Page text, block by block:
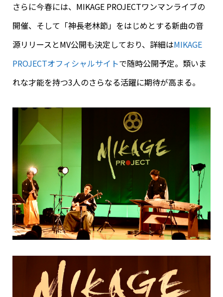
さらに今春には、MIKAGE PROJECTワンマンライブの
開催、そして「神長老林節」 をはじめとする新曲の音
源リリースとMV公開も決定しており、詳細はMIKAGE
PROJECTオフィシャルサイトで随時公開予定。類いま
れな才能を持つ3人のさらなる活躍に期待が高まる。